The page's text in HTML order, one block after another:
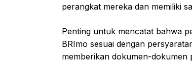
perangkat mereka dan memiliki
Penting untuk mencatat bahwa
BRImo sesuai dengan
memberikan dokumen-dokumen